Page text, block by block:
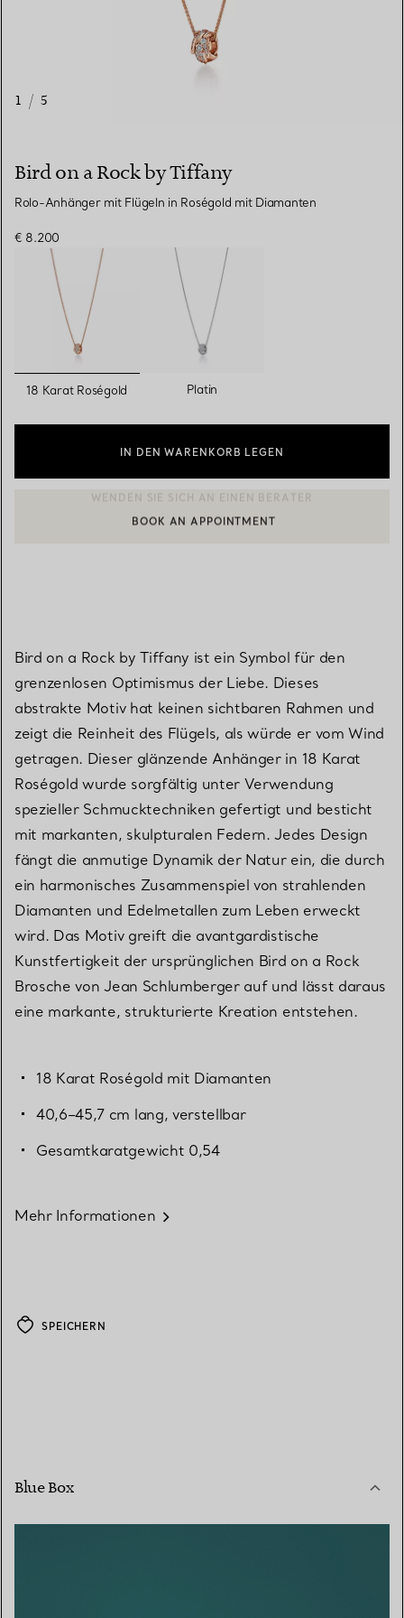
1 / 5
Bird on a Rock by Tiffany
Rolo-Anhänger mit Flügeln in Roségold mit Diamanten
€ 8.200
ausgewählt
18 Karat Roségold Platin
IN DEN WARENKORB LEGEN
EINEN KUNDENBERATER KONTAKTIEREN ODER EINEN
BOOK AN APPOINTMENT
Bird on a Rock by Tiffany ist ein Symbol für den
grenzenlosen Optimismus der Liebe. Dieses
abstrakte Motiv hat keinen sichtbaren Rahmen und
zeigt die Reinheit des Flügels, als würde er vom Wind
getragen. Dieser glänzende Anhänger in 18 Karat
Roségold wurde sorgfältig unter Verwendung
spezieller Schmucktechniken gefertigt und besticht
mit markanten, skulpturalen Federn. Jedes Design
fängt die anmutige Dynamik der Natur ein, die durch
ein harmonisches Zusammenspiel von strahlenden
Diamanten und Edelmetallen zum Leben erweckt
wird. Das Motiv greift die avantgardistische
Kunstfertigkeit der ursprünglichen Bird on a Rock
Brosche von Jean Schlumberger auf und lässt daraus
eine markante, strukturierte Kreation entstehen.
18 Karat Roségold mit Diamanten
40,6–45,7 cm lang, verstellbar
Gesamtkaratgewicht 0,54
Mehr Informationen
SPEICHERN
Blue Box